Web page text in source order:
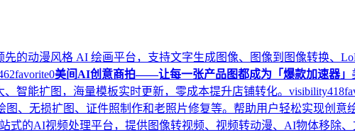
先的动漫风格 AI 绘画平台，支持文字生成图像、图像到图像转换、
favorite0美间AI创意商拍——让每一张产品图都成为「爆款加速器」
智能扩图，海量模板实时更新，零成本提升店铺转化。 visibility418
、无损扩图、证件照制作和老照片修复等。帮助用户轻松实现创意
式的AI视频处理平台，提供图像转视频、视频转动漫、AI物体移除